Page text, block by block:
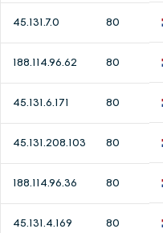
45.131.7.0 80
188.114.96.62 80
45.131.6.171 80
45.131.208.103 80
188.114.96.36 80
45.131.4.169 80